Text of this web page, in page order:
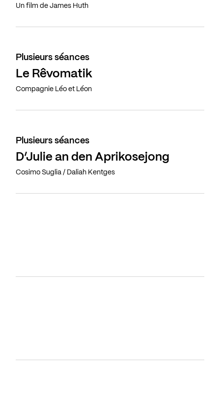
Un film de James Huth
Plusieurs séances
Le Rêvomatik
Compagnie Léo et Léon
Plusieurs séances
D’Julie an den Aprikosejong
Cosimo Suglia / Daliah Kentges